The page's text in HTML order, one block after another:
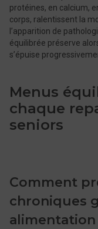
protéines, en calcium,
corps, ralentissent la
l’apparition de
équilibrée préserve
s’épuise
Menus
chaque
seniors
Comment
chroniques